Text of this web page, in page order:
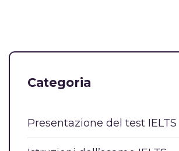
Categoria
Presentazione del test IELTS